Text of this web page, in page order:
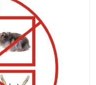
白蚁防治
明驱蛇公司